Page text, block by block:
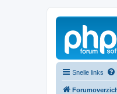
Snelle links